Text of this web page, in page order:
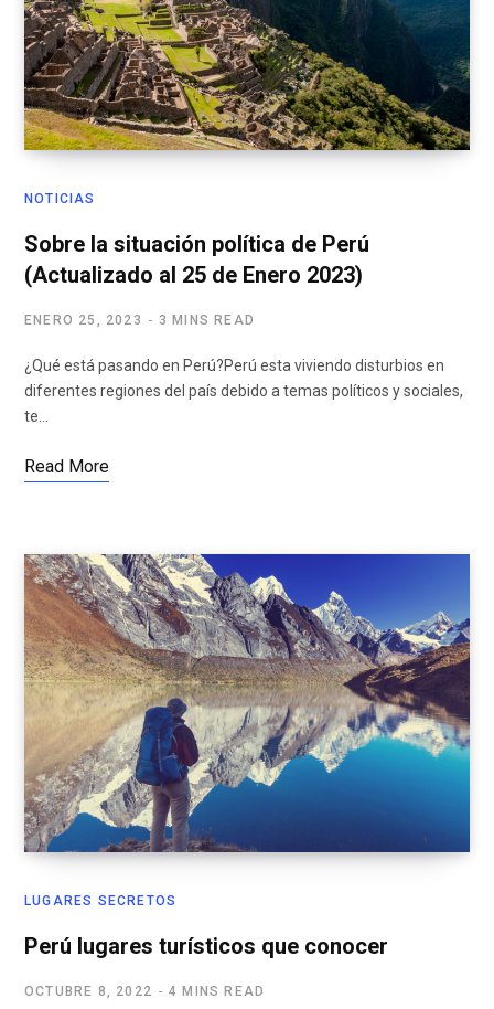
NOTICIAS
Sobre la situación política de Perú
(Actualizado al 25 de Enero 2023)
ENERO 25, 2023 3 MINS READ
¿Qué está pasando en Perú?Perú esta viviendo disturbios en
diferentes regiones del país debido a temas políticos y sociales,
te…
Read More
LUGARES SECRETOS
Perú lugares turísticos que conocer
OCTUBRE 8, 2022 4 MINS READ